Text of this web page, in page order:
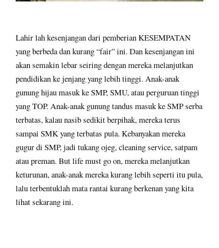
Lahir lah kesenjangan dari pemberian KESEMPATAN
yang berbeda dan kurang “fair” ini. Dan kesenjangan ini
akan semakin lebar seiring dengan mereka melanjutkan
pendidikan ke jenjang yang lebih tinggi. Anak-anak
gunung hijau masuk ke SMP, SMU, atau perguruan tinggi
yang TOP. Anak-anak gunung tandus masuk ke SMP serba
terbatas, kalau nasib sedikit berpihak, mereka terus
sampai SMK yang terbatas pula. Kebanyakan mereka
gugur di SMP, jadi tukang ojeg, cleaning service, satpam
atau preman. But life must go on, mereka melanjutkan
keturunan, anak-anak mereka kurang lebih seperti itu pula,
lalu terbentuklah mata rantai kurang berkenan yang kita
lihat sekarang ini.